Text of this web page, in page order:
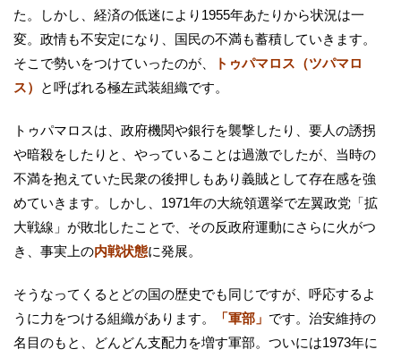
た。しかし、経済の低迷により1955年あたりから状況は一
変。政情も不安定になり、国民の不満も蓄積していきます。
そこで勢いをつけていったのが、
トゥパマロス（ツパマロ
ス）
と呼ばれる極左武装組織です。
トゥパマロスは、政府機関や銀行を襲撃したり、要人の誘拐
や暗殺をしたりと、やっていることは過激でしたが、当時の
不満を抱えていた民衆の後押しもあり義賊として存在感を強
めていきます。しかし、1971年の大統領選挙で左翼政党「拡
大戦線」が敗北したことで、その反政府運動にさらに火がつ
き、事実上の内戦状態に発展。
そうなってくるとどの国の歴史でも同じですが、呼応するよ
うに力をつける組織があります。
「軍部」 です。治安維持の
名目のもと、どんどん支配力を増す軍部。ついには1973年に